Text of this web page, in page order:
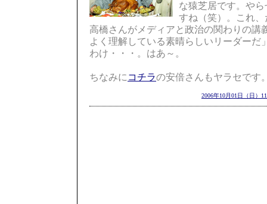
な猿芝居です。や
すね（笑）。これ
高橋さんがメディアと政治の関わりの講
よく理解している素晴らしいリーダーだ
わけ・・・。はあ～。
ちなみに コチラの安倍さんもヤラセです
2006年10月01日（日）